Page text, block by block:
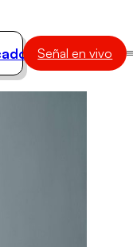
Señal en vivo